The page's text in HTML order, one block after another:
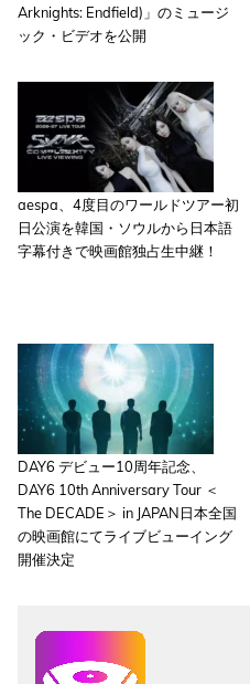
Arknights: Endfield)」のミュージ
ック・ビデオを公開
aespa、4度目のワールドツアー初
日公演を韓国・ソウルから日本語
字幕付きで映画館独占生中継！
DAY6 デビュー10周年記念、
DAY6 10th Anniversary Tour ＜
The DECADE＞ in JAPAN日本全国
の映画館にてライブビューイング
開催決定